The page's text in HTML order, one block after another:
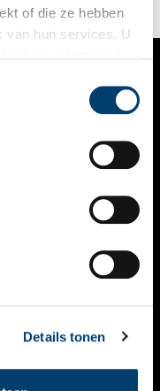
of die ze hebben
van hun services. U
Details tonen